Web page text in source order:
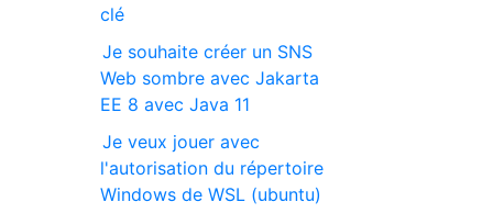
clé
Je souhaite créer un SNS
Web sombre avec Jakarta
EE 8 avec Java 11
Je veux jouer avec
l'autorisation du répertoire
Windows de WSL (ubuntu)